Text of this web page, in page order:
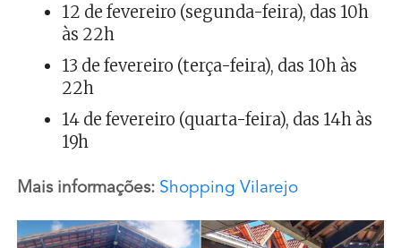
12 de fevereiro (segunda-feira), das 10h
às 22h
13 de fevereiro (terça-feira), das 10h às
22h
14 de fevereiro (quarta-feira), das 14h às
19h
Mais informações: Shopping Vilarejo